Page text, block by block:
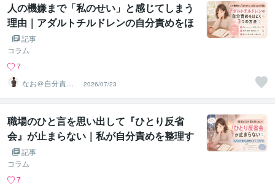
人の機嫌まで「私のせい」と感じてしまう
理由｜アダルトチルドレンの自分責めをほ
どく3つの方法
記事
コラム
7
なお＠自分責め
をほどく｜心の
声相談室
2026/07/23
職場のひと言を思い出して『ひとり反省
会』が止まらない｜私が自分責めを整理す
る5つの方法
記事
コラム
7